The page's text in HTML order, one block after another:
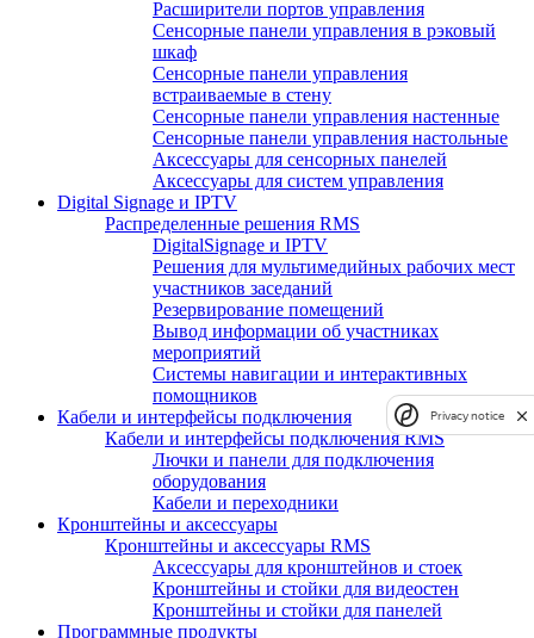
Расширители портов управления
Сенсорные панели управления в рэковый
шкаф
Сенсорные панели управления
встраиваемые в стену
Сенсорные панели управления настенные
Сенсорные панели управления настольные
Аксессуары для сенсорных панелей
Аксессуары для систем управления
Digital Signage и IPTV
Распределенные решения RMS
DigitalSignage и IPTV
Решения для мультимедийных рабочих мест
участников заседаний
Резервирование помещений
Вывод информации об участниках
мероприятий
Системы навигации и интерактивных
помощников
Кабели и интерфейсы подключения
Кабели и интерфейсы подключения RMS
Лючки и панели для подключения
оборудования
Кабели и переходники
Кронштейны и аксессуары
Кронштейны и аксессуары RMS
Аксессуары для кронштейнов и стоек
Кронштейны и стойки для видеостен
Кронштейны и стойки для панелей
Программные продукты
Privacy notice